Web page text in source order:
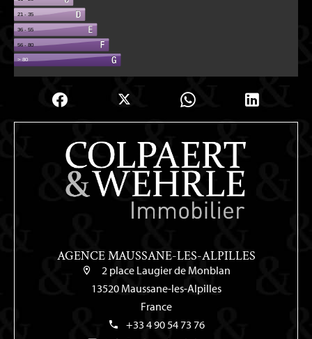
AGENCE MAUSSANE-LES-ALPILLES
2 place Laugier de Monblan
13520 Maussane-les-Alpilles
France
+33 4 90 54 73 76